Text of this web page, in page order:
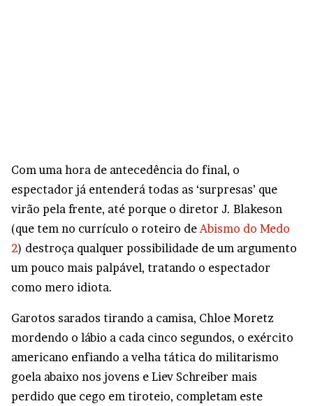
Com uma hora de antecedência do final, o
espectador já entenderá todas as ‘surpresas’ que
virão pela frente, até porque o diretor J. Blakeson
(que tem no currículo o roteiro deAbismo do Medo
2) destroça qualquer possibilidade de um argumento
um pouco mais palpável, tratando o espectador
como mero idiota.
Garotos sarados tirando a camisa, Chloe Moretz
mordendo o lábio a cada cinco segundos, o exército
americano enfiando a velha tática do militarismo
goela abaixo nos jovens e Liev Schreiber mais
perdido que cego em tiroteio, completam este